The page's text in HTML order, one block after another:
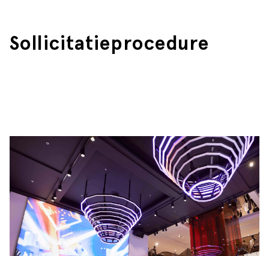
Sollicitatieprocedure